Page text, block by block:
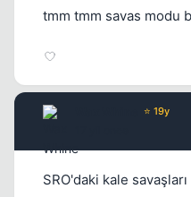
tmm tmm savas modu
⭐ 19y
SRO'daki kale